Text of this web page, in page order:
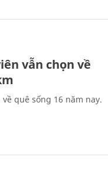
vẫn chọn về
quê sống 16 năm nay.